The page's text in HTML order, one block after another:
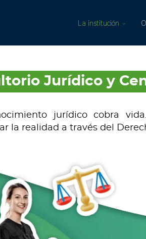
La institución
Jurídico y
jurídico cobra
la realidad a través del